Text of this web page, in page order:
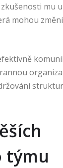
zkušenosti mu
mohou
týmu